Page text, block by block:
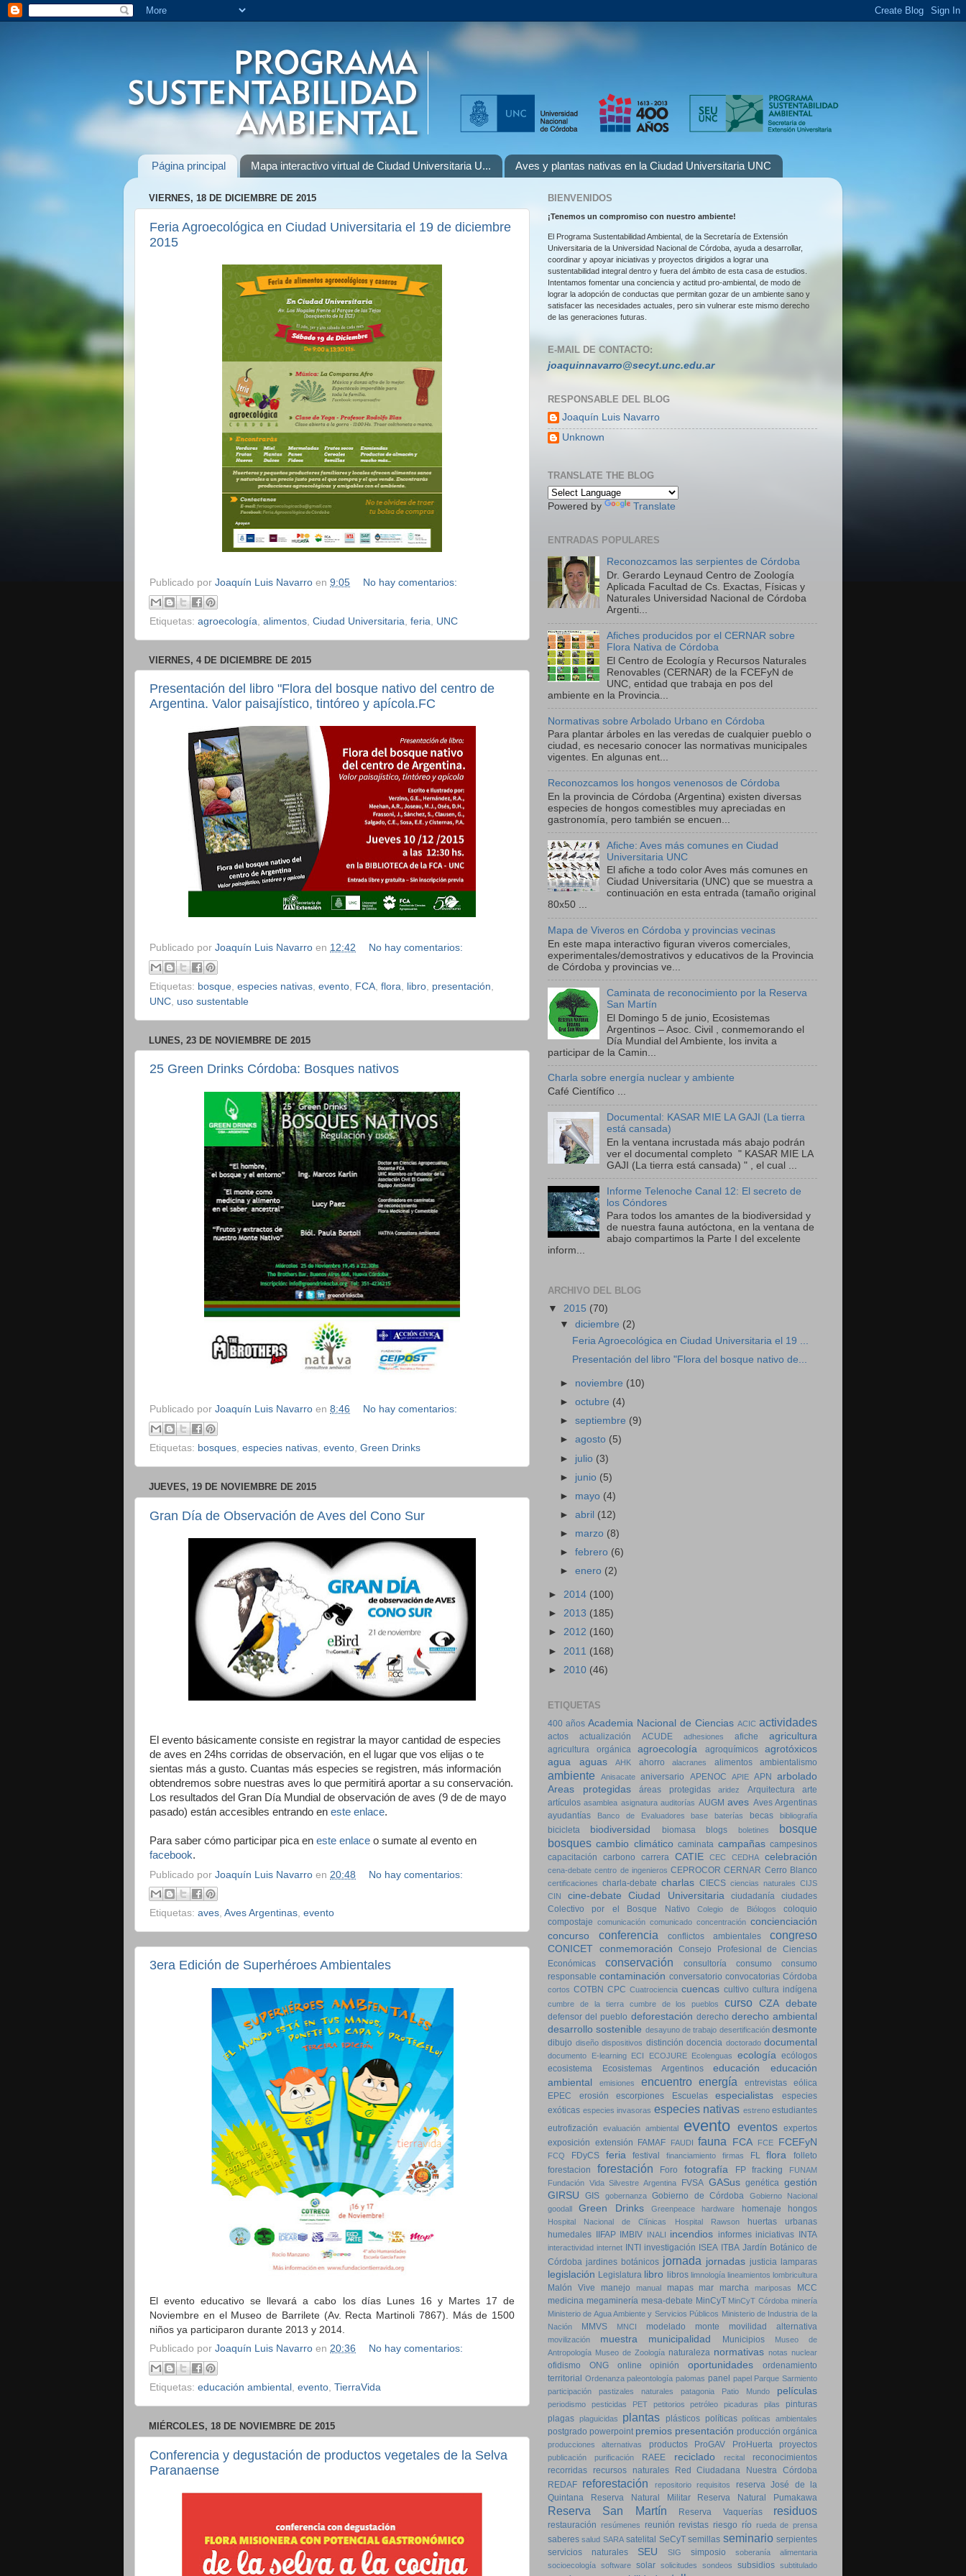
Página principal Mapa interactivo virtual de Ciudad Universitaria U... Aves y plantas nativas en la Ciudad Universitaria UNC
VIERNES, 18 DE DICIEMBRE DE 2015
Feria Agroecológica en Ciudad Universitaria el 19 de diciembre
2015
Publicado por Joaquín Luis Navarro en 9:05 No hay comentarios:
Etiquetas: agroecología alimentos Ciudad Universitaria feria UNC
VIERNES, 4 DE DICIEMBRE DE 2015
Presentación del libro "Flora del bosque nativo del centro de
Argentina. Valor paisajístico, tintóreo y apícola.FC
Publicado por Joaquín Luis Navarro en 12:42 No hay comentarios:
Etiquetas: bosque especies nativas evento FCA flora libro presentación
UNC uso sustentable
LUNES, 23 DE NOVIEMBRE DE 2015
25 Green Drinks Córdoba: Bosques nativos
Publicado por Joaquín Luis Navarro en 8:46 No hay comentarios:
Etiquetas: bosques, especies nativas, evento, Green Drinks
JUEVES, 19 DE NOVIEMBRE DE 2015
Gran Día de Observación de Aves del Cono Sur
El evento básicamente consiste en registrar la mayor cantidad de especies
de aves en 24hs corridas de observación, en el lugar que vos elijas o te
sientas más a gusto. Cuantas más especies se registren, más información
obtendremos sobre nuestras aves lo que permitirá aportar a su conservación.
Los resultados del Gran Día Mundial de observación de aves (9 de de mayo
pasado) están accesibles entrando en este enlace.
Para saber cómo participar pica en este enlace o sumate al evento en
facebook.
Publicado por Joaquín Luis Navarro en 20:48 No hay comentarios:
Etiquetas: aves, Aves Argentinas, evento
3era Edición de Superhéroes Ambientales
El evento educativo se llevará a cabo los días Lunes 16 y Martes 17 de
Noviembre en el Museo de Barrilete (Av. Recta Martinoli 7867). Más de 1500
niños ya participaron durante 2013 y 2014.
Publicado por Joaquín Luis Navarro en 20:36 No hay comentarios:
Etiquetas: educación ambiental , evento, TierraVida
MIÉRCOLES, 18 DE NOVIEMBRE DE 2015
Conferencia y degustación de productos vegetales de la Selva
Paranaense
BIENVENIDOS
¡Tenemos un compromiso con nuestro ambiente!
El Programa Sustentabilidad Ambiental, de la Secretaría de Extensión
Universitaria de la Universidad Nacional de Córdoba, ayuda a desarrollar,
coordinar y apoyar iniciativas y proyectos dirigidos a lograr una
sustentabilidad integral dentro y fuera del ámbito de esta casa de estudios.
Intentamos fomentar una conciencia y actitud pro-ambiental, de modo de
lograr la adopción de conductas que permitan gozar de un ambiente sano y
satisfacer las necesidades actuales, pero sin vulnerar este mismo derecho
de las generaciones futuras.
E-MAIL DE CONTACTO:
joaquinnavarro@secyt.unc.edu.ar
RESPONSABLE DEL BLOG
Joaquín Luis Navarro
Unknown
TRANSLATE THE BLOG
Powered by Translate
ENTRADAS POPULARES
Reconozcamos las serpientes de Córdoba
Dr. Gerardo Leynaud Centro de Zoología
Aplicada Facultad de Cs. Exactas, Físicas y
Naturales Universidad Nacional de Córdoba
Argenti...
Afiches producidos por el CERNAR sobre
Flora Nativa de Córdoba
El Centro de Ecología y Recursos Naturales
Renovables (CERNAR) de la FCEFyN de
UNC, entidad que trabaja en pos del
ambiente en la Provincia...
Normativas sobre Arbolado Urbano en Córdoba
Para plantar árboles en las veredas de cualquier pueblo o
ciudad, es necesario conocer las normativas municipales
vigentes. En algunas ent...
Reconozcamos los hongos venenosos de Córdoba
En la provincia de Córdoba (Argentina) existen diversas
especies de hongos comestibles muy apreciadas en
gastronomía, pero también se encuen...
Afiche: Aves más comunes en Ciudad
Universitaria UNC
El afiche a todo color Aves más comunes en
Ciudad Universitaria (UNC) que se muestra a
continuación en esta entrada (tamaño original
80x50 ...
Mapa de Viveros en Córdoba y provincias vecinas
En este mapa interactivo figuran viveros comerciales,
experimentales/demostrativos y educativos de la Provincia
de Córdoba y provincias ve...
Caminata de reconocimiento por la Reserva
San Martín
El Domingo 5 de junio, Ecosistemas
Argentinos – Asoc. Civil , conmemorando el
Día Mundial del Ambiente, los invita a
participar de la Camin...
Charla sobre energía nuclear y ambiente
Café Científico ...
Documental: KASAR MIE LA GAJI (La tierra
está cansada)
En la ventana incrustada más abajo podrán
ver el documental completo " KASAR MIE LA
GAJI (La tierra está cansada) " , el cual ...
Informe Telenoche Canal 12: El secreto de
los Cóndores
Para todos los amantes de la biodiversidad y
de nuestra fauna autóctona, en la ventana de
abajo compartimos la Parte I del excelente
inform...
ARCHIVO DEL BLOG
▼ 2015 (70)
▼diciembre (2)
Feria Agroecológica en Ciudad Universitaria el 19 ...
Presentación del libro "Flora del bosque nativo de...
► noviembre (10)
►octubre (4)
►septiembre (9)
►agosto (5)
► julio (3)
► junio (5)
► mayo (4)
►abril (12)
► marzo (8)
►febrero (6)
►enero (2)
► 2014 (100)
► 2013 (185)
► 2012 (160)
► 2011 (168)
► 2010 (46)
ETIQUETAS
400 años Academia Nacional de Ciencias ACIC actividades
actos actualización ACUDE adhesiones afiche agricultura
agricultura orgánica agroecología agroquímicos
agrotóxicos
agua
aguas AHK ahorro alacranes alimentos ambientalismo
ambiente Anisacate aniversario APENOC APIE APN arbolado
Areas protegidas
áreas protegidas aridez Arquitectura
arte
artículos asamblea asignatura auditorías AUGM aves Aves Argentinas
ayudantías
Banco de Evaluadores base baterías becas bibliografía
bicicleta biodiversidad biomasa blogs boletines
bosque
bosques cambio climático caminata campañas campesinos
capacitación
carbono carrera CATIE CEC CEDHA celebración
cena-debate centro de ingenieros CEPROCOR CERNAR Cerro Blanco
certificaciones charla-debate charlas CIECS ciencias naturales CIJS
CIN
cine-debate Ciudad Universitaria ciudadanía
ciudades
Colectivo por el Bosque Nativo
Colegio de Biólogos
coloquio
compostaje comunicación comunicado concentración concienciación
concurso
conferencia conflictos ambientales congreso
CONICET conmemoración
Consejo Profesional de Ciencias
Económicas
conservación consultoría consumo
consumo
responsable contaminación conversatorio convocatorias Córdoba
cortos COTBN CPC Cuatrociencia cuencas cultivo cultura indígena
cumbre de la tierra cumbre de los pueblos curso CZA debate
defensor del pueblo deforestación derecho derecho ambiental
desarrollo sostenible desayuno de trabajo desertificación desmonte
dibujo diseño dispositivos distinción docencia doctorado documental
documento E-learning ECI ECOJURE Ecolenguas ecología ecólogos
ecosistema
Ecosistemas Argentinos educación
educación
ambiental
emisiones encuentro energía entrevistas
eólica
EPEC
erosión escorpiones Escuelas especialistas
especies
exóticas especies invasoras especies nativas estreno estudiantes
eutrofización
evaluación ambiental evento eventos expertos
exposición extensión FAMAF FAUDI fauna FCA FCE FCEFyN
FCQ FDyCS feria festival financiamiento firmas FL flora
folleto
forestacion
forestación Foro fotografía FP fracking
FUNAM
Fundación Vida Silvestre Argentina
FVSA GASus genética gestión
GIRSU
GIS gobernanza Gobierno de Córdoba
Gobierno Nacional
goodall
Green Drinks Greenpeace hardware homenaje hongos
Hospital Nacional de Clínicas Hospital Rawson
huertas urbanas
humedales IIFAP IMBIV INALI incendios informes iniciativas INTA
interactividad internet INTI investigación ISEA ITBA Jardín Botánico de
Córdoba jardines botánicos jornada jornadas justicia lamparas
legislación Legislatura libro libros limnología lineamientos lombricultura
Malón Vive manejo manual mapas mar marcha mariposas
MCC
medicina megaminería mesa-debate MinCyT MinCyT Córdoba minería
Ministerio de Agua Ambiente y Servicios Públicos Ministerio de Industria de la
Nación
MMVS MNCI modelado monte movilidad alternativa
movilización muestra municipalidad Municipios
Museo de
Antropología Museo de Zoología naturaleza normativas notas nuclear
ofidismo ONG online opinión oportunidades
ordenamiento
territorial Ordenanza paleontología palomas panel papel Parque Sarmiento
participación
pastizales naturales patagonia Patio Mundo películas
periodismo pesticidas PET petitorios petróleo picaduras pilas
pinturas
plagas plaguicidas plantas plásticos políticas políticas ambientales
postgrado powerpoint premios presentación producción orgánica
producciones alternativas productos ProGAV ProHuerta proyectos
publicación purificación RAEE reciclado recital
reconocimientos
recorridas recursos naturales
Red Ciudadana Nuestra Córdoba
REDAF reforestación repositorio requisitos
reserva José de la
Quintana
Reserva Natural Militar Reserva Natural Pumakawa
Reserva San Martín Reserva Vaquerías residuos
restauración resúmenes reunión revistas riesgo río rueda de prensa
saberes salud SARA satelital SeCyT semillas seminario serpientes
servicios naturales
SEU SIG simposio
soberanía alimentaria
socioecología software solar solicitudes sondeos subsidios subtitulado